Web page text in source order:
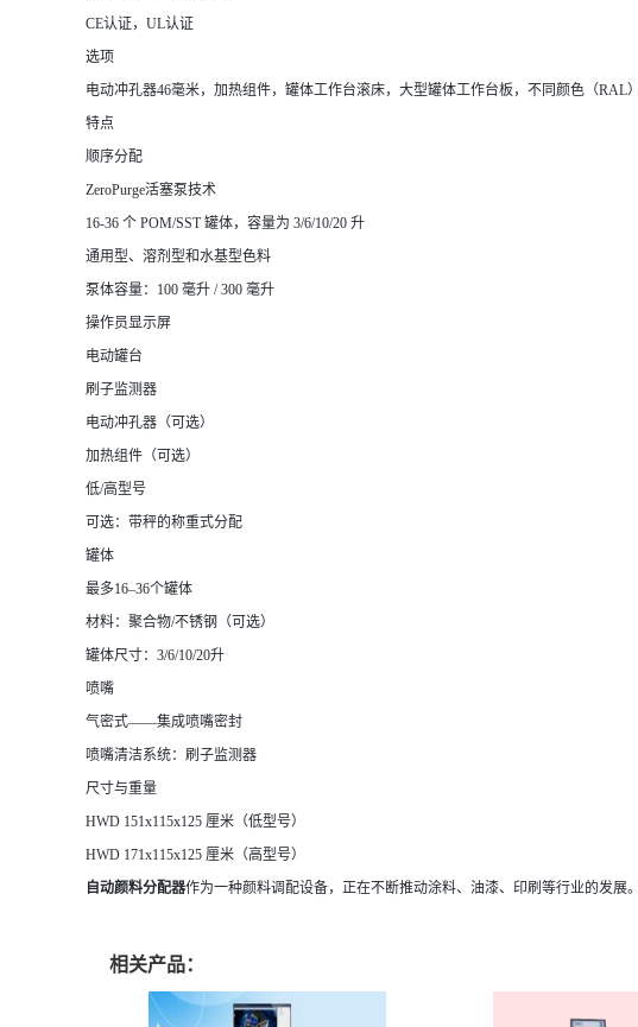
CE认证，UL认证
选项
电动冲孔器46毫米，加热组件，罐体工作台滚床，大型罐体工作台板，不同颜色（RAL）
特点
顺序分配
ZeroPurge活塞泵技术
16-36 个 POM/SST 罐体，容量为 3/6/10/20 升
通用型、溶剂型和水基型色料
泵体容量：100 毫升 / 300 毫升
操作员显示屏
电动罐台
刷子监测器
电动冲孔器（可选）
加热组件（可选）
低/高型号
可选：带秤的称重式分配
罐体
最多16–36个罐体
材料：聚合物/不锈钢（可选）
罐体尺寸：3/6/10/20升
喷嘴
气密式——集成喷嘴密封
喷嘴清洁系统：刷子监测器
尺寸与重量
HWD 151x115x125 厘米（低型号）
HWD 171x115x125 厘米（高型号）
自动颜料分配器作为一种颜料调配设备，正在不断推动涂料、油漆、印刷等行业的发展
相关产品：